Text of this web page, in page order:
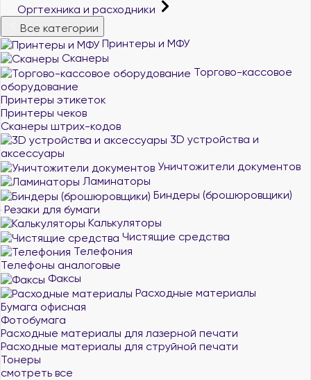
Оргтехника и расходники
Все категории
Принтеры и МФУ
Сканеры
Торгово-кассовое
оборудование
Принтеры этикеток
Принтеры чеков
Сканеры штрих-кодов
3D устройства и
аксессуары
Уничтожители документов
Ламинаторы
Биндеры (брошюровщики)
Резаки для бумаги
Калькуляторы
Чистящие средства
Телефония
Телефоны аналоговые
Факсы
Расходные материалы
Бумага офисная
Фотобумага
Расходные материалы для лазерной печати
Расходные материалы для струйной печати
Тонеры
смотреть все